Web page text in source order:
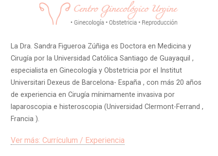
La Dra. Sandra Figueroa Zúñiga es Doctora en Medicina y
Cirugía por la Universidad Católica Santiago de Guayaquil ,
especialista en Ginecología y Obstetricia por el Institut
Universitari Dexeus de Barcelona- España , con más 20 años
de experiencia en Cirugía mínimamente invasiva por
laparoscopia e histeroscopia (Universidad Clermont-Ferrand ,
Francia ).
Ver más: Currículum / Experiencia